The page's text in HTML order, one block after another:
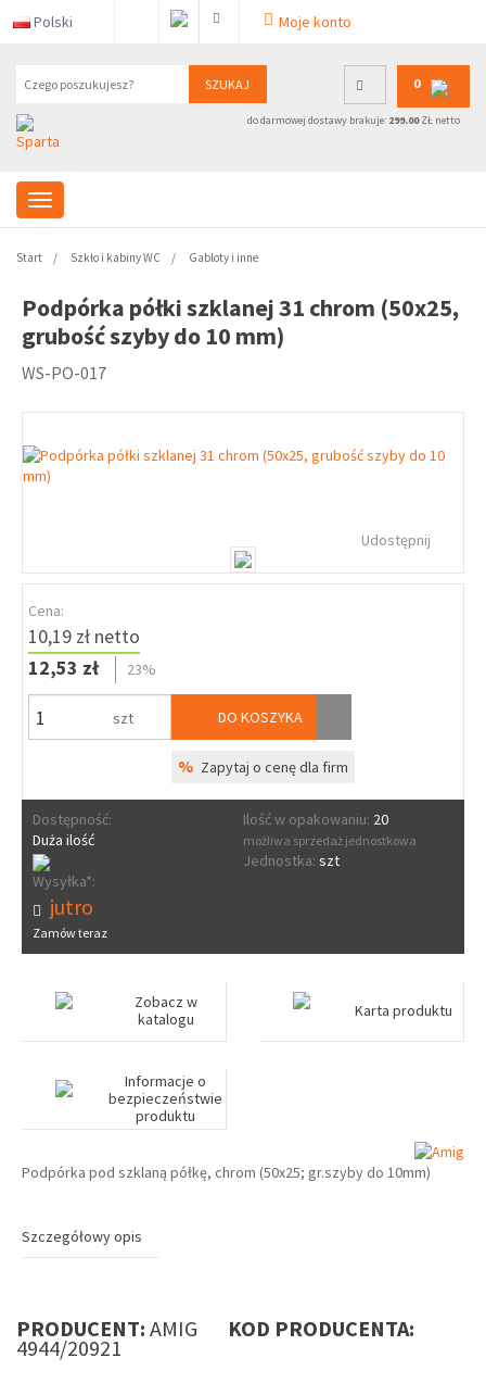
Polski Moje konto
SZUKAJ 0
do darmowej dostawy brakuje: 299.00ZŁ netto
Start Szkło i kabiny WC Gabloty i inne
Podpórka półki szklanej 31 chrom (50x25,
grubość szyby do 10 mm)
WS-PO-017
Udostępnij
Cena:
10,19 zł netto
12,53 zł
23%
szt DO KOSZYKA
% Zapytaj o cenę dla firm
Dostępność:
Duża ilość
Ilość w opakowaniu: 20
możliwa sprzedaż jednostkowa
Jednostka: szt
Wysyłka*:
jutro
Zamów teraz
Zobacz w
katalogu
Karta produktu
Informacje o
bezpieczeństwie
produktu
Podpórka pod szklaną półkę, chrom (50x25; gr.szyby do 10mm)
Szczegółowy opis
PRODUCENT: AMIG KOD PRODUCENTA:
4944/20921